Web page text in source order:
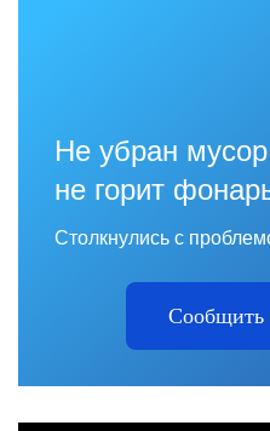
Не убран
не горит
Столкнулись с
Сообщить